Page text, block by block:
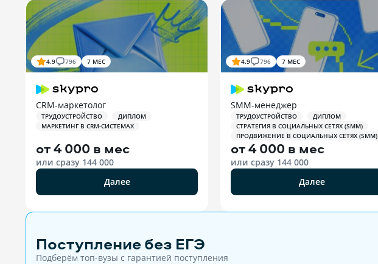
4.9 796 7 МЕС
CRM-маркетолог
ТРУДОУСТРОЙСТВО
ДИПЛОМ
МАРКЕТИНГ В CRM-СИСТЕМАХ
от4 000 в мес
или сразу 144 000
Далее
4.9 796 7 МЕС
SMM-менеджер
ТРУДОУСТРОЙСТВО
ДИПЛОМ
СТРАТЕГИЯ В СОЦИАЛЬНЫХ СЕТЯХ (SMM)
ПРОДВИЖЕНИЕ В СОЦИАЛЬНЫХ СЕТЯХ (SMM)
от4 000 в мес
или сразу 144 000
Далее
Поступление без ЕГЭ
Подберём топ-вузы c гарантией поступления